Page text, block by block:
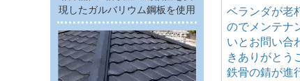
現したガルバリウム鋼板を使用
ベランダが老
のでメンテナ
いとお問い合
きありがとう
鉄骨の錆が進